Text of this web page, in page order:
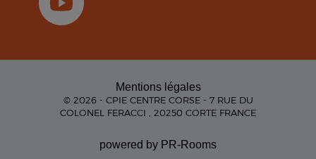
Mentions légales
© 2026 - CPIE CENTRE CORSE - 7 RUE DU
COLONEL FERACCI , 20250 CORTE FRANCE
powered by PR-Rooms